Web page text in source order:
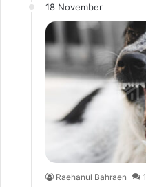
18 November
Raehanul Bahraen 1